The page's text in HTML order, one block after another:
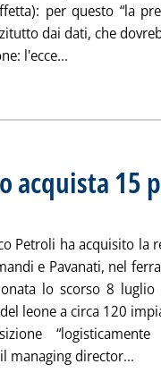
per questo “la
dai dati, che
l'ecce...
acquista 15
luglio 2020 alle 11.55.
Petroli ha acquisito la
e Pavanati, nel
lo scorso 8
leone a circa 120
managing director...